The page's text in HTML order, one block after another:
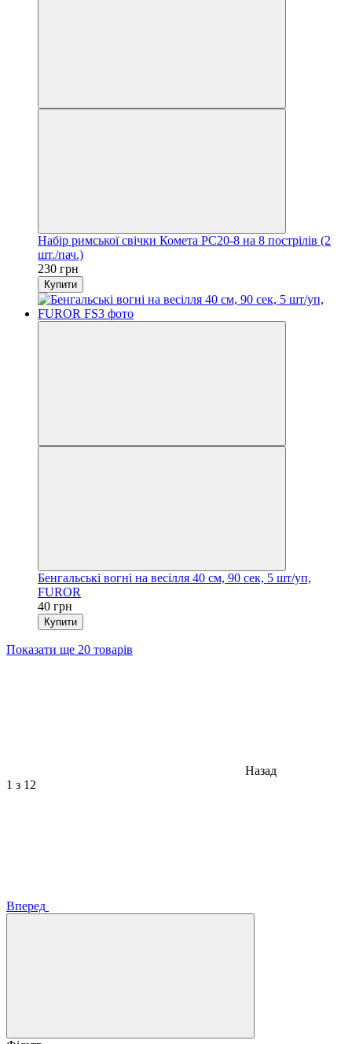
Набір римської свічки Комета РС20-8 на 8 пострілів (2
шт./пач.)
230 грн
Купити
Бенгальські вогні на весілля 40 см, 90 сек, 5 шт/уп,
FUROR
40 грн
Купити
Показати ще 20 товарів
Назад
1 з 12
Вперед